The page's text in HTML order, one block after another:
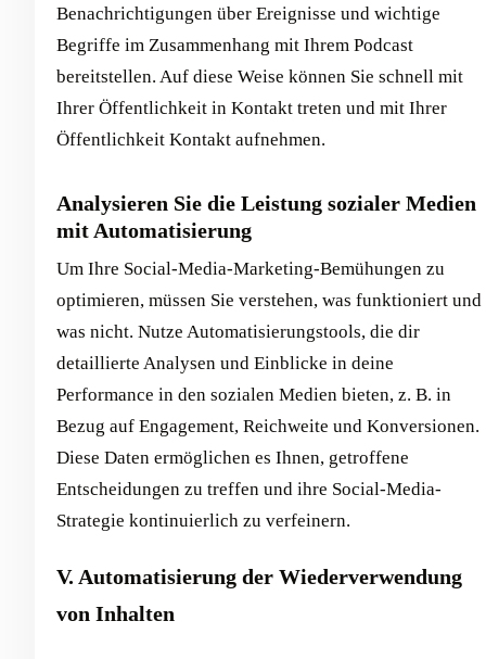
Benachrichtigungen über Ereignisse und wichtige
Begriffe im Zusammenhang mit Ihrem Podcast
bereitstellen. Auf diese Weise können Sie schnell mit
Ihrer Öffentlichkeit in Kontakt treten und mit Ihrer
Öffentlichkeit Kontakt aufnehmen.
Analysieren Sie die Leistung sozialer Medien
mit Automatisierung
Um Ihre Social-Media-Marketing-Bemühungen zu
optimieren, müssen Sie verstehen, was funktioniert und
was nicht. Nutze Automatisierungstools, die dir
detaillierte Analysen und Einblicke in deine
Performance in den sozialen Medien bieten, z. B. in
Bezug auf Engagement, Reichweite und Konversionen.
Diese Daten ermöglichen es Ihnen, getroffene
Entscheidungen zu treffen und ihre Social-Media-
Strategie kontinuierlich zu verfeinern.
V. Automatisierung der Wiederverwendung
von Inhalten